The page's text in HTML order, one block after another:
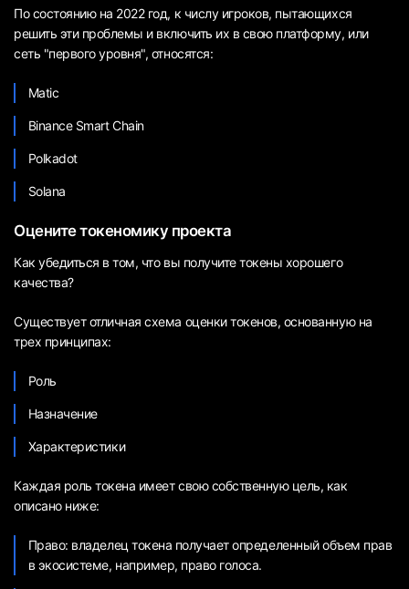
По состоянию на 2022 год, к числу игроков, пытающихся
решить эти проблемы и включить их в свою платформу, или
сеть "первого уровня", относятся:
Matic
Binance Smart Chain
Polkadot
Solana
Оцените токеномику проекта
Как убедиться в том, что вы получите токены хорошего
качества?
Существует отличная схема оценки токенов, основанную на
трех принципах:
Роль
Назначение
Характеристики
Каждая роль токена имеет свою собственную цель, как
описано ниже:
Право: владелец токена получает определенный объем прав
в экосистеме, например, право голоса.